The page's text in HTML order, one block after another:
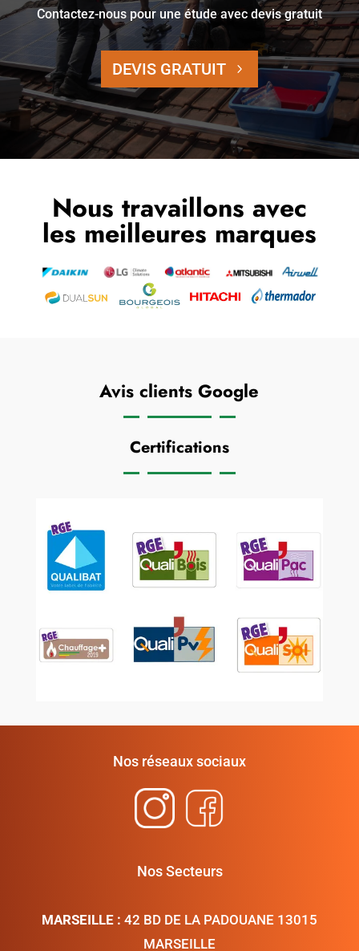
Contactez-nous pour une étude avec devis gratuit
DEVIS GRATUIT
Nous travaillons avec
les meilleures marques
Avis clients Google
Certifications
Nos réseaux sociaux
Nos Secteurs
MARSEILLE : 42 BD DE LA PADOUANE 13015
MARSEILLE